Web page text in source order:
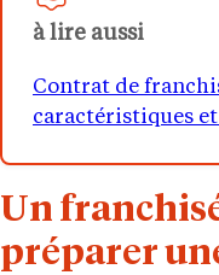
à lire aussi
Contrat de
caractéristiques
Un
préparer